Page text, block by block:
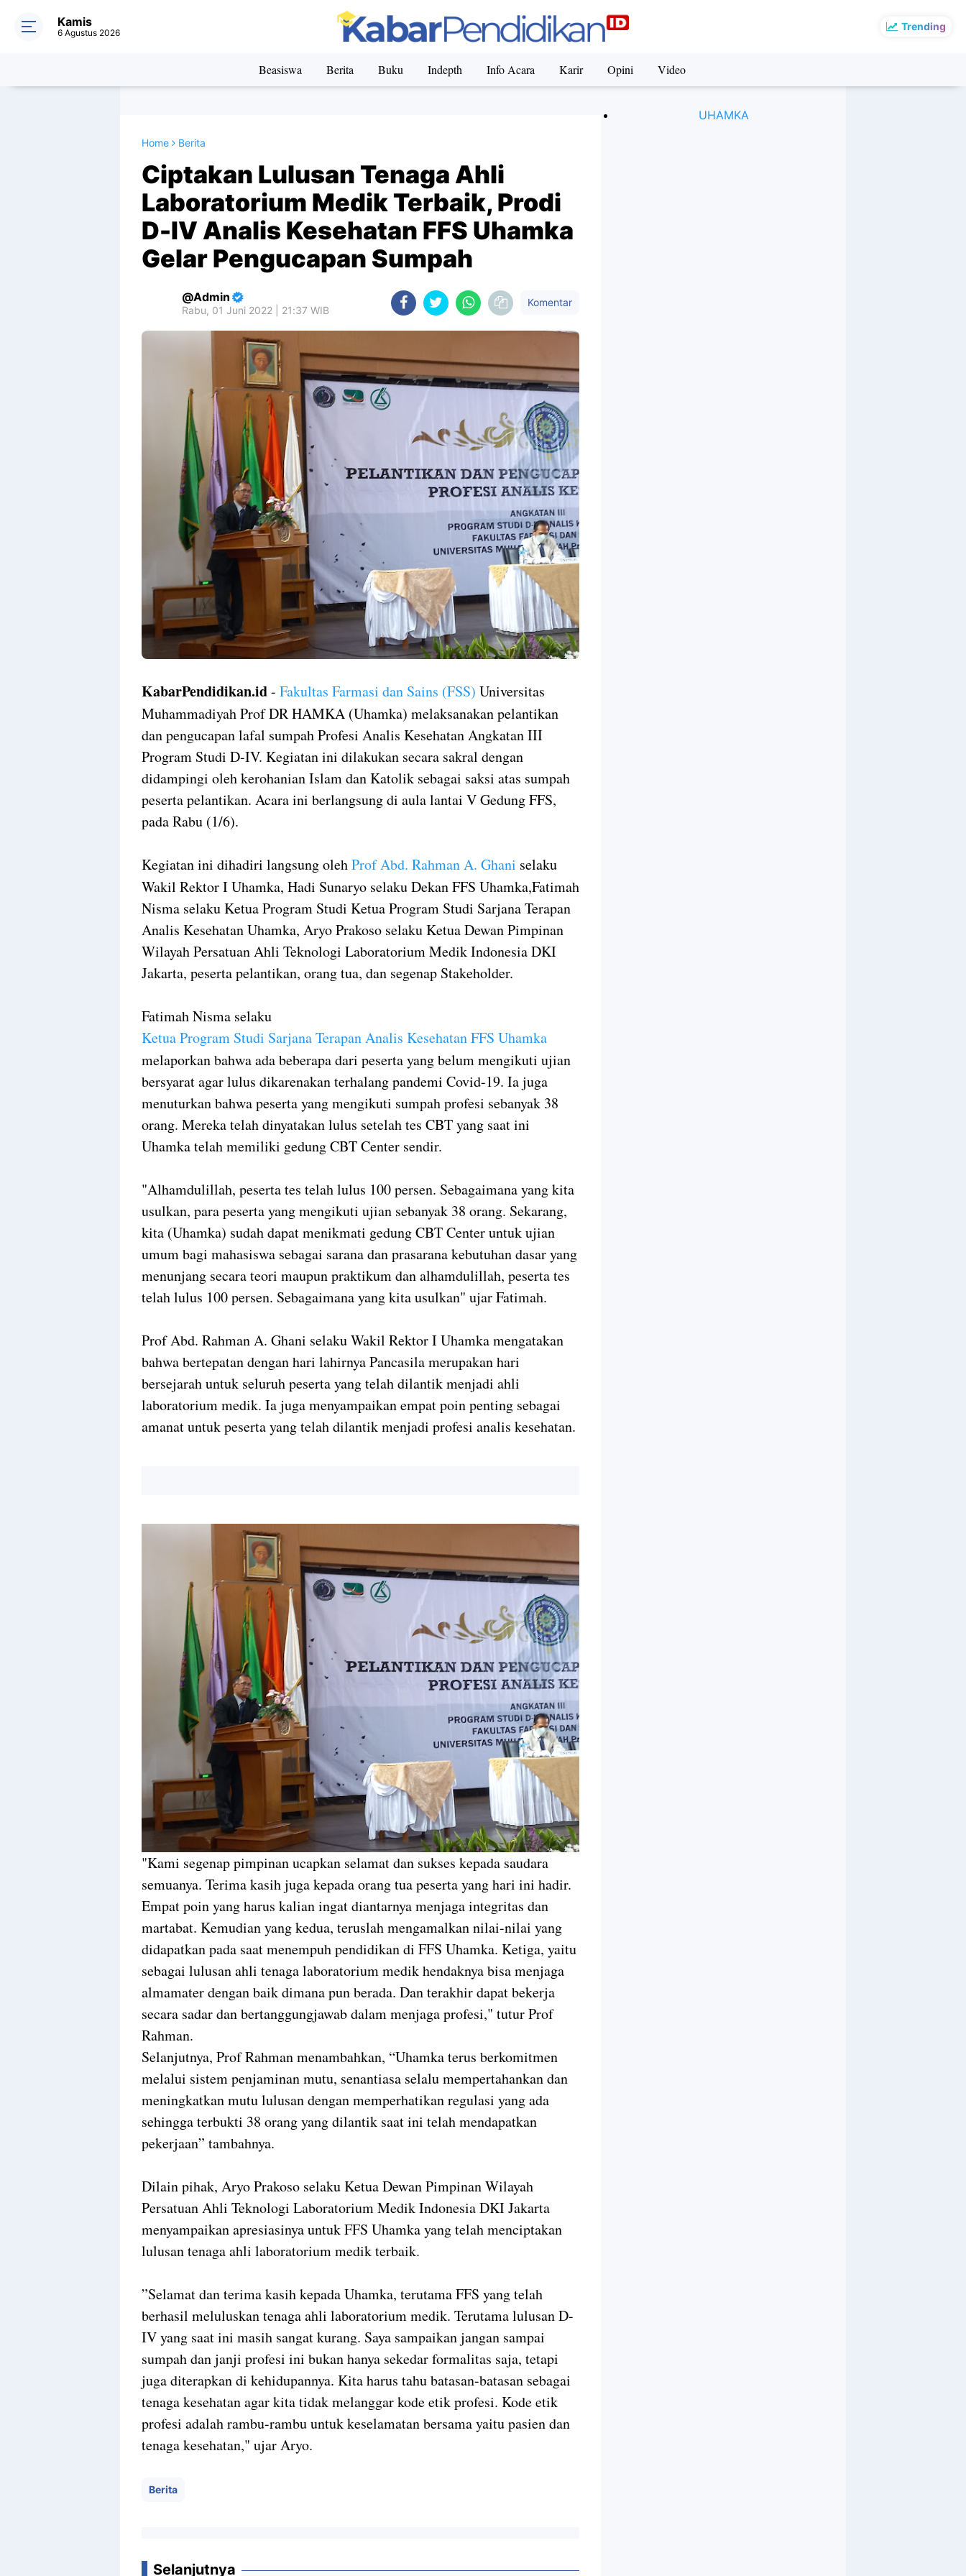
Trending
Kamis
6 Agustus 2026
Beasiswa Berita Buku Indepth Info Acara Karir Opini Video
Home Berita
Ciptakan Lulusan Tenaga Ahli
Laboratorium Medik Terbaik, Prodi
D-IV Analis Kesehatan FFS Uhamka
Gelar Pengucapan Sumpah
Admin
Rabu, 01 Juni 2022 | 21:37 WIB
Komentar
KabarPendidikan.id- Fakultas Farmasi dan Sains (FSS) Universitas
Muhammadiyah Prof DR HAMKA (Uhamka) melaksanakan pelantikan
dan pengucapan lafal sumpah Profesi Analis Kesehatan Angkatan III
Program Studi D-IV. Kegiatan ini dilakukan secara sakral dengan
didampingi oleh kerohanian Islam dan Katolik sebagai saksi atas sumpah
peserta pelantikan. Acara ini berlangsung di aula lantai V Gedung FFS,
pada Rabu (1/6).
Kegiatan ini dihadiri langsung olehProf Abd. Rahman A. Ghani selaku
Wakil Rektor I Uhamka, Hadi Sunaryo selaku Dekan FFS Uhamka,Fatimah
Nisma selaku Ketua Program Studi Ketua Program Studi Sarjana Terapan
Analis Kesehatan Uhamka, Aryo Prakoso selaku Ketua Dewan Pimpinan
Wilayah Persatuan Ahli Teknologi Laboratorium Medik Indonesia DKI
Jakarta, peserta pelantikan, orang tua, dan segenap Stakeholder.
Fatimah Nisma selaku
Ketua Program Studi Sarjana Terapan Analis Kesehatan FFS Uhamka
melaporkan bahwa ada beberapa dari peserta yang belum mengikuti ujian
bersyarat agar lulus dikarenakan terhalang pandemi Covid-19. Ia juga
menuturkan bahwa peserta yang mengikuti sumpah profesi sebanyak 38
orang. Mereka telah dinyatakan lulus setelah tes CBT yang saat ini
Uhamka telah memiliki gedung CBT Center sendir.
"Alhamdulillah, peserta tes telah lulus 100 persen. Sebagaimana yang kita
usulkan, para peserta yang mengikuti ujian sebanyak 38 orang. Sekarang,
kita (Uhamka) sudah dapat menikmati gedung CBT Center untuk ujian
umum bagi mahasiswa sebagai sarana dan prasarana kebutuhan dasar yang
menunjang secara teori maupun praktikum dan alhamdulillah, peserta tes
telah lulus 100 persen. Sebagaimana yang kita usulkan" ujar Fatimah.
Prof Abd. Rahman A. Ghani selaku Wakil Rektor I Uhamka mengatakan
bahwa bertepatan dengan hari lahirnya Pancasila merupakan hari
bersejarah untuk seluruh peserta yang telah dilantik menjadi ahli
laboratorium medik. Ia juga menyampaikan empat poin penting sebagai
amanat untuk peserta yang telah dilantik menjadi profesi analis kesehatan.
"Kami segenap pimpinan ucapkan selamat dan sukses kepada saudara
semuanya. Terima kasih juga kepada orang tua peserta yang hari ini hadir.
Empat poin yang harus kalian ingat diantarnya menjaga integritas dan
martabat. Kemudian yang kedua, teruslah mengamalkan nilai-nilai yang
didapatkan pada saat menempuh pendidikan di FFS Uhamka. Ketiga, yaitu
sebagai lulusan ahli tenaga laboratorium medik hendaknya bisa menjaga
almamater dengan baik dimana pun berada. Dan terakhir dapat bekerja
secara sadar dan bertanggungjawab dalam menjaga profesi," tutur Prof
Rahman.
Selanjutnya, Prof Rahman menambahkan, “Uhamka terus berkomitmen
melalui sistem penjaminan mutu, senantiasa selalu mempertahankan dan
meningkatkan mutu lulusan dengan memperhatikan regulasi yang ada
sehingga terbukti 38 orang yang dilantik saat ini telah mendapatkan
pekerjaan” tambahnya.
Dilain pihak, Aryo Prakoso selaku Ketua Dewan Pimpinan Wilayah
Persatuan Ahli Teknologi Laboratorium Medik Indonesia DKI Jakarta
menyampaikan apresiasinya untuk FFS Uhamka yang telah menciptakan
lulusan tenaga ahli laboratorium medik terbaik.
”Selamat dan terima kasih kepada Uhamka, terutama FFS yang telah
berhasil meluluskan tenaga ahli laboratorium medik. Terutama lulusan D-
IV yang saat ini masih sangat kurang. Saya sampaikan jangan sampai
sumpah dan janji profesi ini bukan hanya sekedar formalitas saja, tetapi
juga diterapkan di kehidupannya. Kita harus tahu batasan-batasan sebagai
tenaga kesehatan agar kita tidak melanggar kode etik profesi. Kode etik
profesi adalah rambu-rambu untuk keselamatan bersama yaitu pasien dan
tenaga kesehatan," ujar Aryo.
Berita
Selanjutnya
UHAMKA